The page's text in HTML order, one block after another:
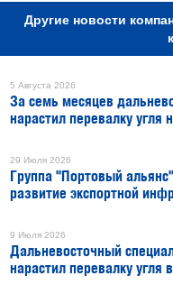
Другие новости
5 Августа 2026
За семь месяцев
нарастил перевалку угля
29 Июля 2026
Группа "Портовый
развитие экспортной
9 Июля 2026
Дальневосточный
нарастил перевалку угля